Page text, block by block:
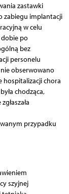
zastawki
zabiegu implantacji
w celu
po
bez
personelu
nie obserwowano
hospitalizacji chora
chodząca,
przypadku
szyjnej